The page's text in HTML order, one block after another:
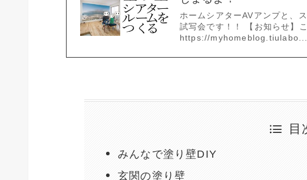
ホームシアターAVアンプと、
試写会です！！ 【お知らせ】
https://
目
みんなで塗り壁DIY
玄関の塗り壁